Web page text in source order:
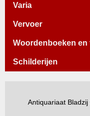
Varia
Vervoer
Woordenboeken en
Schilderijen
Antiquariaat